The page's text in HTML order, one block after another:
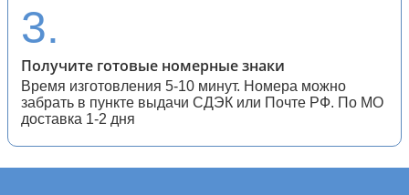
3.
Получите готовые номерные знаки
Время изготовления 5-10 минут. Номера можно
забрать в пункте выдачи СДЭК или Почте РФ. По МО
доставка 1-2 дня